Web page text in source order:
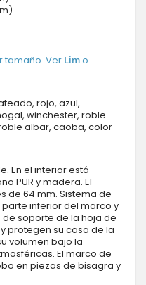
tamaño. Ver Limo
rojo, azul,
winchester, roble
albar, caoba, color
En el interior está
PUR y madera. El
de 64 mm. Sistema de
inferior del marco y
soporte de la hoja de
protegen su casa de la
volumen bajo la
El marco de
en piezas de bisagra y